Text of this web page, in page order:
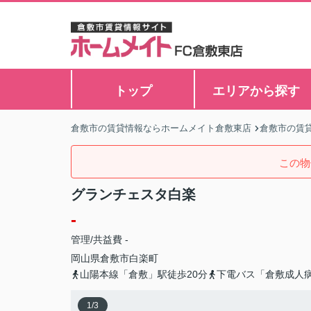
トップ エリアから探す
倉敷市の賃貸情報ならホームメイト倉敷東店 倉敷市の賃
この
グランチェスタ白楽
-
管理/共益費 -
岡山県倉敷市白楽町
山陽本線「倉敷」駅徒歩20分
下電バス「倉敷成人
1/3